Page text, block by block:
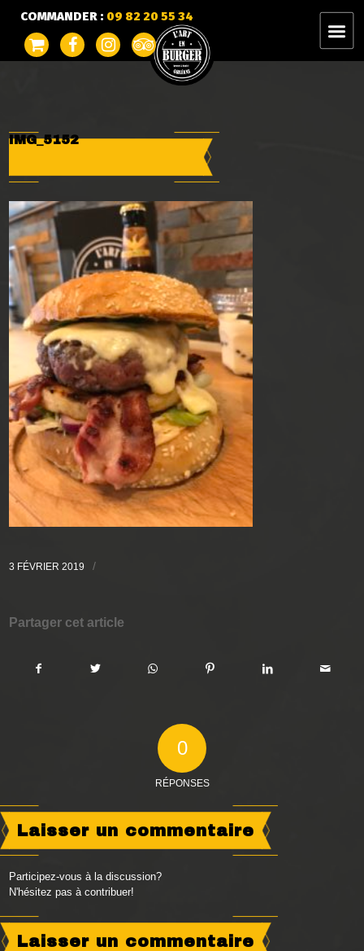
COMMANDER : 09 82 20 55 34
IMG_5152
3 FÉVRIER 2019 /
Partager cet article
0
RÉPONSES
Laisser un commentaire
Participez-vous à la discussion?
N'hésitez pas à contribuer!
Laisser un commentaire